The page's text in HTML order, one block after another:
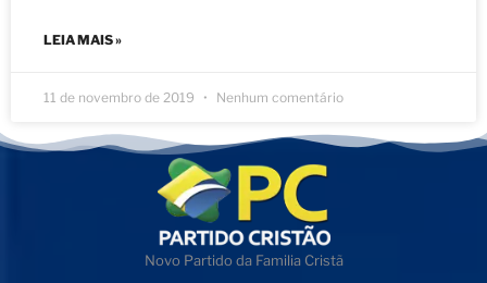
LEIA MAIS »
11 de novembro de 2019 Nenhum comentário
Novo Partido da Familia Cristã